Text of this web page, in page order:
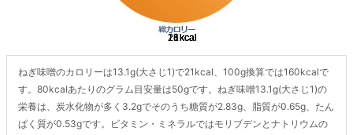
ねぎ味噌のカロリーは13.1g(大さじ1)で21kcal、100g換算では160kcalで
す。80kcalあたりのグラム目安量は50gです。ねぎ味噌13.1g(大さじ1)の
栄養は、炭水化物が多く3.2gでそのうち糖質が2.83g、脂質が0.65g、たん
ぱく質が0.53gです。ビタミン・ミネラルではモリブデンとナトリウムの